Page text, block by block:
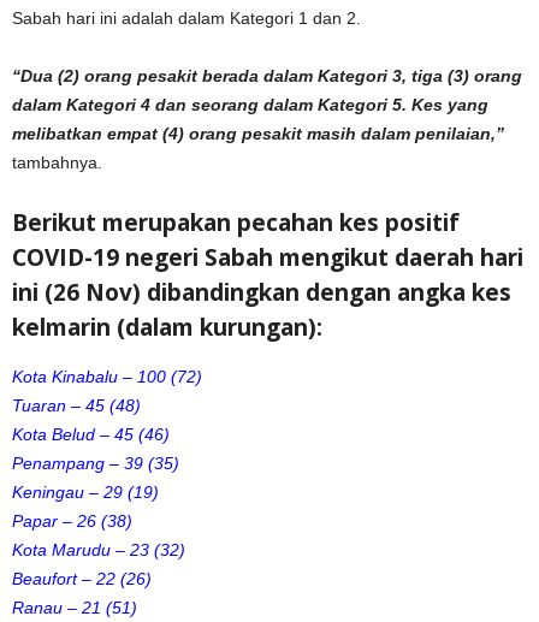
Sabah hari ini adalah dalam Kategori 1 dan 2.
“Dua (2) orang pesakit berada dalam Kategori 3, tiga (3) orang
dalam Kategori 4 dan seorang dalam Kategori 5. Kes yang
melibatkan empat (4) orang pesakit masih dalam penilaian,”
tambahnya.
Berikut merupakan pecahan kes positif
COVID-19 negeri Sabah mengikut daerah hari
ini (26 Nov) dibandingkan dengan angka kes
kelmarin (dalam kurungan):
Kota Kinabalu – 100 (72)
Tuaran – 45 (48)
Kota Belud – 45 (46)
Penampang – 39 (35)
Keningau – 29 (19)
Papar – 26 (38)
Kota Marudu – 23 (32)
Beaufort – 22 (26)
Ranau – 21 (51)